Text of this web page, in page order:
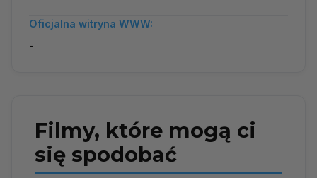
Oficjalna witryna WWW:
-
Filmy, które mogą ci
się spodobać